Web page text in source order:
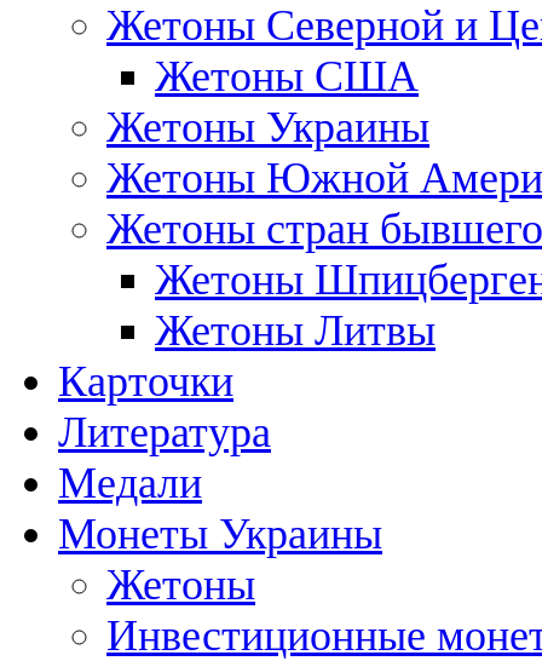
Жетоны Северной и
Жетоны США
Жетоны Украины
Жетоны Южной
Жетоны стран
Жетоны
Жетоны Литвы
Карточки
Литература
Медали
Монеты Украины
Жетоны
Инвестиционные